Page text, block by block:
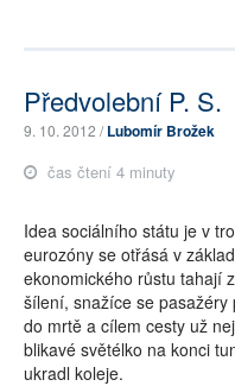
Předvolební P. S.
9. 10. 2012 /Lubomír Brožek
čas čtení 4 minuty
Idea sociálního státu je v
eurozóny se otřásá v
ekonomického růstu tahají
šílení, snažíce se
do mrtě a cílem cesty už
blikavé světélko na konci
ukradl koleje.